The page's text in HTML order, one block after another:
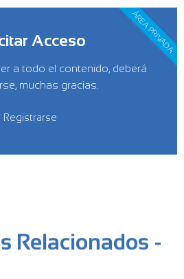
Acceso
a todo el contenido, deberá
muchas gracias.
Registrarse
ÁREA PRIVADA
Relacionados -